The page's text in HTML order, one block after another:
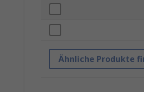
Ähnliche Produkte